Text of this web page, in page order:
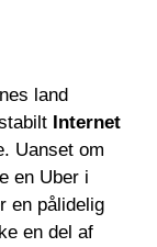
land
Internet
Uanset om
en Uber i
en pålidelig
en del af